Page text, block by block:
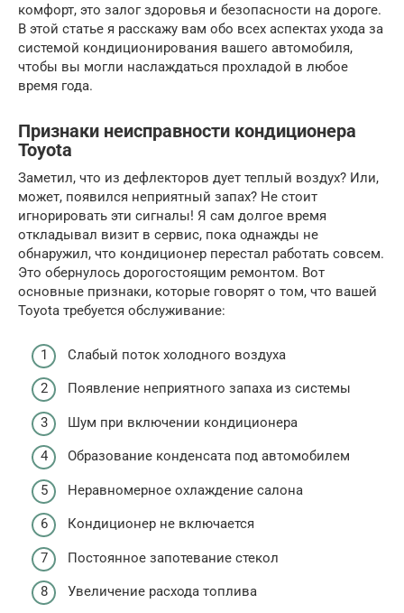
комфорт, это залог здоровья и безопасности на дороге.
В этой статье я расскажу вам обо всех аспектах ухода за
системой кондиционирования вашего автомобиля,
чтобы вы могли наслаждаться прохладой в любое
время года.
Признаки неисправности кондиционера
Toyota
Заметил, что из дефлекторов дует теплый воздух? Или,
может, появился неприятный запах? Не стоит
игнорировать эти сигналы! Я сам долгое время
откладывал визит в сервис, пока однажды не
обнаружил, что кондиционер перестал работать совсем.
Это обернулось дорогостоящим ремонтом. Вот
основные признаки, которые говорят о том, что вашей
Toyota требуется обслуживание:
Слабый поток холодного воздуха
Появление неприятного запаха из системы
Шум при включении кондиционера
Образование конденсата под автомобилем
Неравномерное охлаждение салона
Кондиционер не включается
Постоянное запотевание стекол
Увеличение расхода топлива